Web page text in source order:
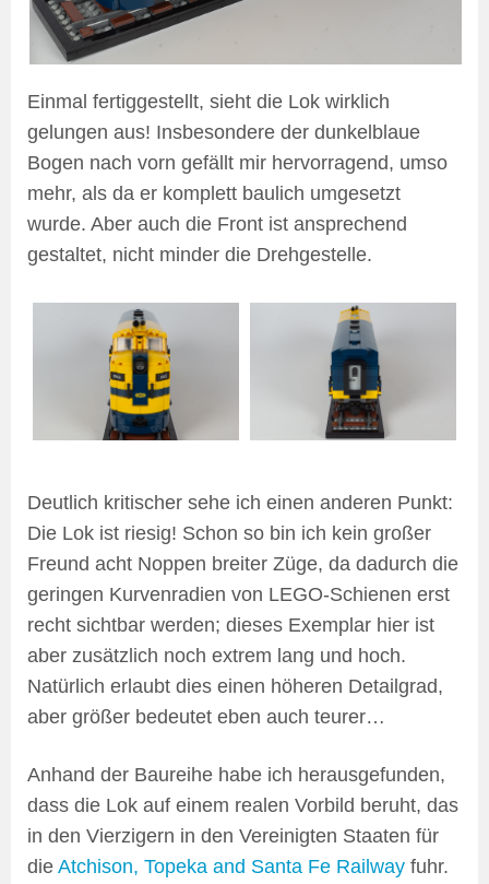
Einmal fertiggestellt, sieht die Lok wirklich
gelungen aus! Insbesondere der dunkelblaue
Bogen nach vorn gefällt mir hervorragend, umso
mehr, als da er komplett baulich umgesetzt
wurde. Aber auch die Front ist ansprechend
gestaltet, nicht minder die Drehgestelle.
Deutlich kritischer sehe ich einen anderen Punkt:
Die Lok ist riesig! Schon so bin ich kein großer
Freund acht Noppen breiter Züge, da dadurch die
geringen Kurvenradien von LEGO-Schienen erst
recht sichtbar werden; dieses Exemplar hier ist
aber zusätzlich noch extrem lang und hoch.
Natürlich erlaubt dies einen höheren Detailgrad,
aber größer bedeutet eben auch teurer…
Anhand der Baureihe habe ich herausgefunden,
dass die Lok auf einem realen Vorbild beruht, das
in den Vierzigern in den Vereinigten Staaten für
die Atchison, Topeka and Santa Fe Railway fuhr.